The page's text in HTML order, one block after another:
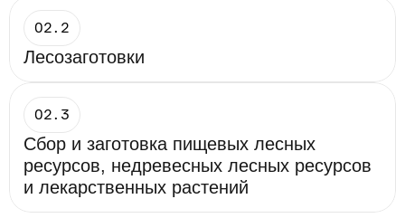
02.2
Лесозаготовки
02.3
Сбор и заготовка пищевых лесных
ресурсов, недревесных лесных ресурсов
и лекарственных растений